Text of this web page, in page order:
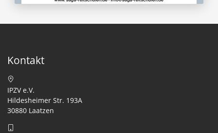
Kontakt
IPZV e.V.
Hildesheimer Str. 193A
30880 Laatzen